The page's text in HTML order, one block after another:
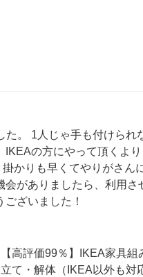
た。 1人じゃ手も付けられ
の方にやって頂くより
かりも早くてやりがさん
会がありましたら、利用さ
ざいました！
【高評価99％】IKEA家具組
立て・解体（IKEA以外も対